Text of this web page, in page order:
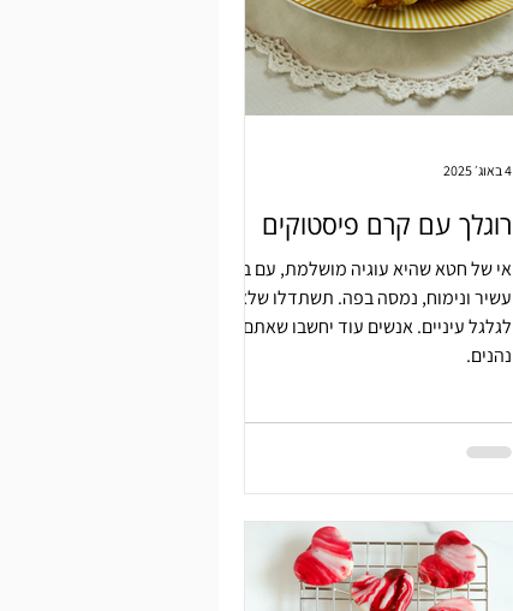
רוגלך עם קרם פיסטוקים
אי של חטא שהיא עוגיה מושלמת, עם בצק
עשיר ונימוח, נמסה בפה. תשתדלו שלא
לגלגל עיניים. אנשים עוד יחשבו שאתם
נהנים.
4 באוג׳ 2025